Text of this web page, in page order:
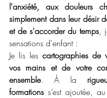
l'anxiété, aux douleurs
simplement dans leur désir
et de s'accorder du temps,
sensations d'enfant :
Je lis les cartographies de
vos mains et de votre
ensemble. À la
formations s’est ajoutée,